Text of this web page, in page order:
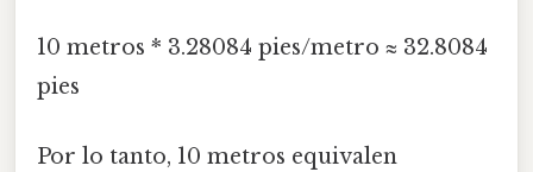
10 metros * 3.28084 pies/metro ≈ 32.8084
pies
Por lo tanto, 10 metros equivalen